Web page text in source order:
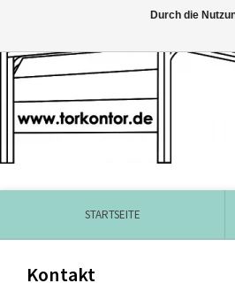
STARTSEITE
Kontakt
Durch die